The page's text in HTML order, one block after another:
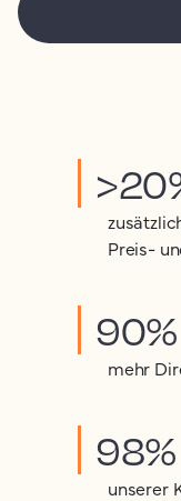
Preis-
90%
mehr
98%
unserer